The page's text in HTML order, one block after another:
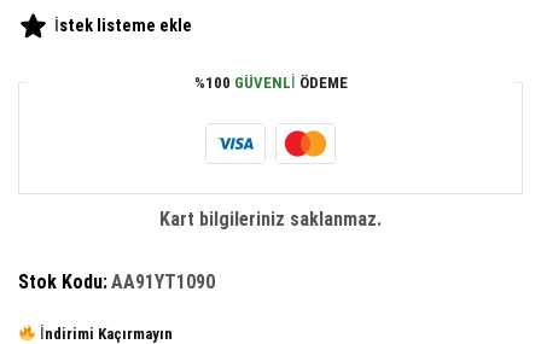
Aydınlatma
İstek listeme ekle
%100 GÜVENLI ÖDEME
Kart bilgileriniz saklanmaz.
Stok Kodu:AA91YT1090
İndirimi Kaçırmayın